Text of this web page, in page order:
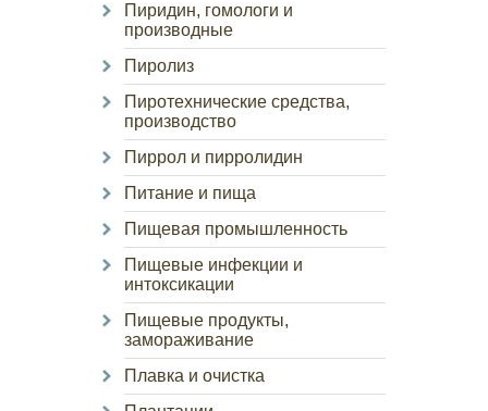
Пиридин, гомологи и
производные
Пиролиз
Пиротехнические средства,
производство
Пиррол и пирролидин
Питание и пища
Пищевая промышленность
Пищевые инфекции и
интоксикации
Пищевые продукты,
замораживание
Плавка и очистка